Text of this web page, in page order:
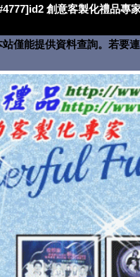
創意客製化禮品專
站僅能提供資料查詢。若要